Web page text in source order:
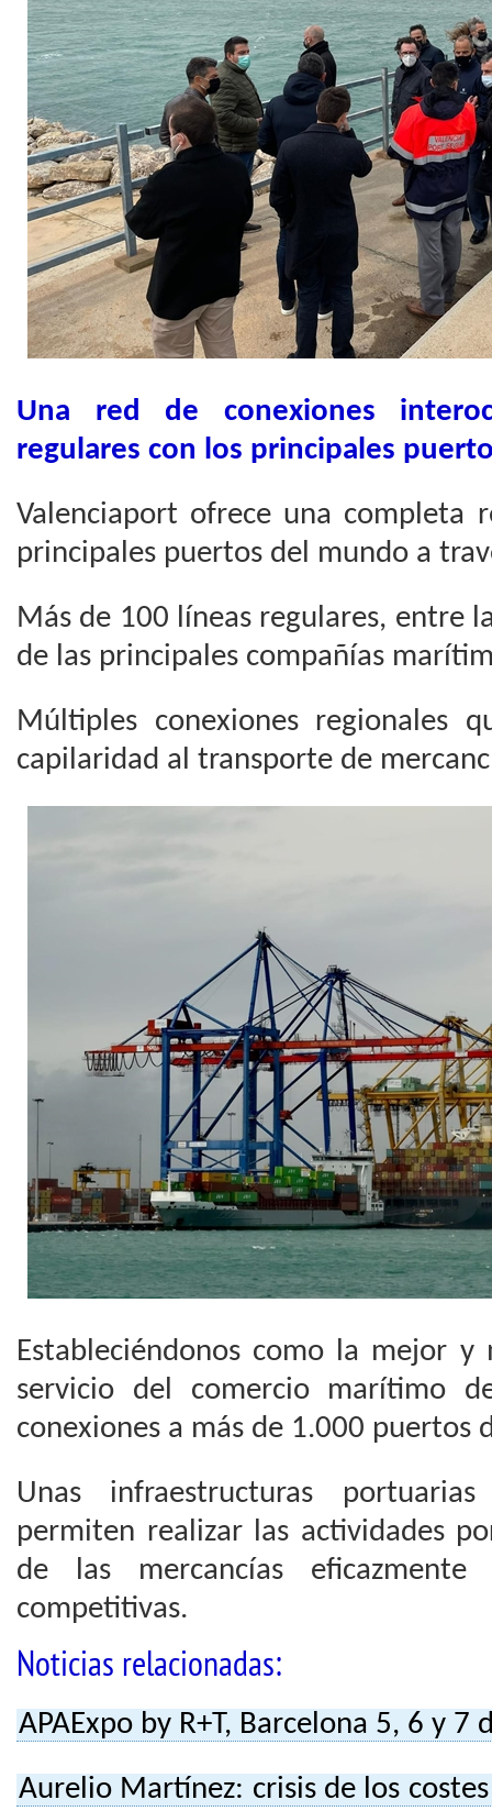
Una red de conexiones
regulares con los principales
Valenciaport ofrece una completa
principales puertos del mundo a
Más de 100 líneas regulares, entre
de las principales compañías
Múltiples conexiones regionales
capilaridad al transporte de
Estableciéndonos como la mejor
servicio del comercio marítimo
conexiones a más de 1.000 puertos
Unas infraestructuras
permiten realizar las actividades
de las mercancías
competitivas.
Noticias relacionadas:
APAExpo by R+T, Barcelona 5, 6 y 7
Aurelio Martínez: crisis de los